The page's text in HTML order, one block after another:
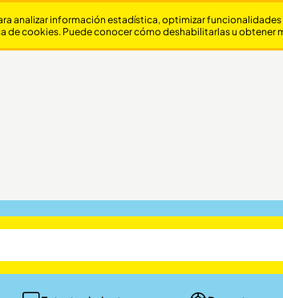
analizar información estadística, optimizar
cookies. Puede conocer cómo deshabilitarlas u obtener